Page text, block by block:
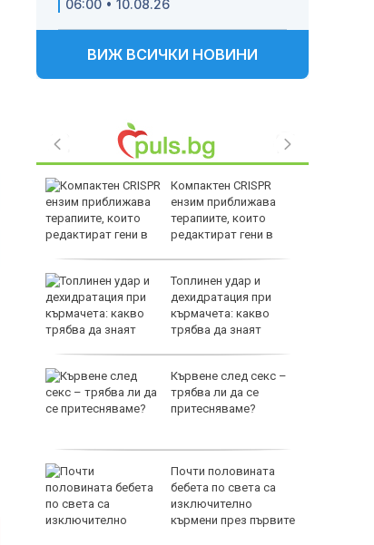
06:00 • 10.08.26
ВИЖ ВСИЧКИ НОВИНИ
Компактен CRISPR
ензим приближава
терапиите, които
редактират гени в
Топлинен удар и
дехидратация при
кърмачета: какво
трябва да знаят
Кървене след секс –
трябва ли да се
притесняваме?
Почти половината
бебета по света са
изключително
кърмени през първите